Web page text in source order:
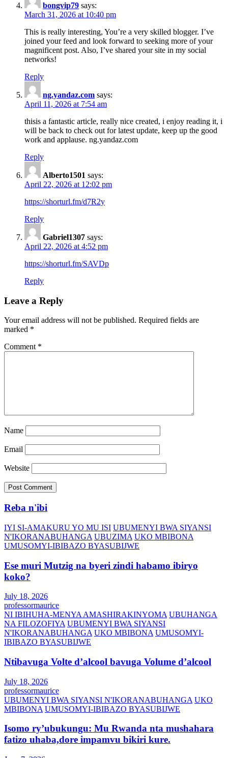
bongvip79 says:
March 31, 2026 at 10:40 pm
This is really interesting, You’re a very skilled blogger. I’ve
joined your feed and look forward to seeking more of your
magnificent post. Also, I’ve shared your site in my social
networks!
Reply
ng.yandaz.com says:
April 11, 2026 at 7:54 am
thisis a fantastic article, really nice created, i enjoy reading it, i
will be back to check out for latest update, keep up the good
work and applause. ng.yandaz.com
Reply
Alberto1501 says:
April 22, 2026 at 12:02 pm
https://shorturl.fm/d7R2y
Reply
Gabriel1307 says:
April 22, 2026 at 4:52 pm
https://shorturl.fm/SAVDp
Reply
Leave a Reply
Your email address will not be published. Required fields are
marked *
Comment *
Name
Email
Website
Reba n'ibi
IYI SI-AMAKURU YO MU ISI UBUMENYI BWA SIYANSI
N'IKORANABUHANGA UBUZIMA UKO MBIBONA
UMUSOMYI-IBIBAZO BYASUBIJWE
Ese muri Mutzig na byeri zindi habamo ibiryo
koko?
July 18, 2026
professormaurice
NI IBIHUHA-MENYA AMASHIRAKINYOMA UBUHANGA
NA FILOZOFIYA UBUMENYI BWA SIYANSI
N'IKORANABUHANGA UKO MBIBONA UMUSOMYI-
IBIBAZO BYASUBIJWE
Ntibavuga Volte d’alcool bavuga Volume d’alcool
July 18, 2026
professormaurice
UBUMENYI BWA SIYANSI N'IKORANABUHANGA UKO
MBIBONA UMUSOMYI-IBIBAZO BYASUBIJWE
Isomo ry’ubukungu: Mu Rwanda nta mushahara
fatizo uhaba,dore impamvu bikiri kure.